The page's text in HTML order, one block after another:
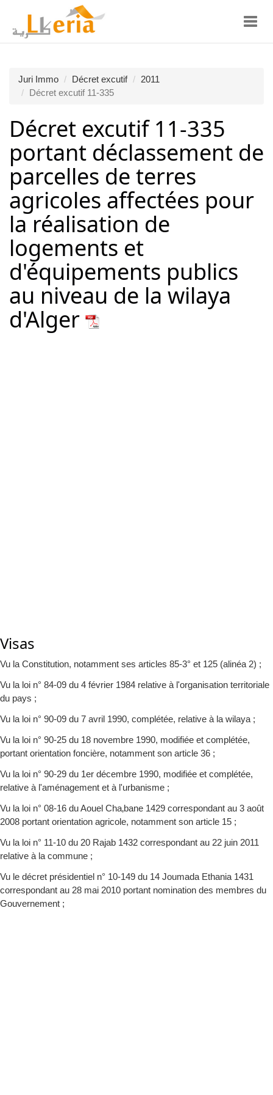
Juri Immo Décret excutif
2011
Décret excutif 11-335
Décret excutif 11-335
portant déclassement de
parcelles de terres
agricoles affectées pour
la réalisation de
logements et
d'équipements publics
au niveau de la wilaya
d'Alger
Visas
Vu la Constitution, notamment ses articles 85-3° et 125 (alinéa 2) ;
Vu la loi n° 84-09 du 4 février 1984 relative à l'organisation territoriale
du pays ;
Vu la loi n° 90-09 du 7 avril 1990, complétée, relative à la wilaya ;
Vu la loi n° 90-25 du 18 novembre 1990, modifiée et complétée,
portant orientation foncière, notamment son article 36 ;
Vu la loi n° 90-29 du 1er décembre 1990, modifiée et complétée,
relative à l'aménagement et à l'urbanisme ;
Vu la loi n° 08-16 du Aouel Cha‚bane 1429 correspondant au 3 août
2008 portant orientation agricole, notamment son article 15 ;
Vu la loi n° 11-10 du 20 Rajab 1432 correspondant au 22 juin 2011
relative à la commune ;
Vu le décret présidentiel n° 10-149 du 14 Joumada Ethania 1431
correspondant au 28 mai 2010 portant nomination des membres du
Gouvernement ;